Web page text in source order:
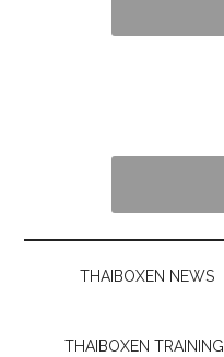
THAIBOXEN NEWS
THAIBOXEN TRAINING